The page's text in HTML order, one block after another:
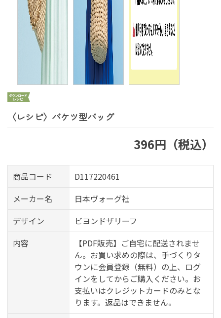
〈レシピ〉バケツ型バッグ
396円（税込）
商品コード
D117220461
メーカー名
日本ヴォーグ社
デザイン
ビヨンドザリーフ
内容
【PDF販売】ご自宅に配送されませ
ん。お買い求めの際は、手づくりタ
ウンに会員登録（無料）の上、ログ
インをしてからご購入ください。お
支払いはクレジットカードのみとな
ります。返品はできません。